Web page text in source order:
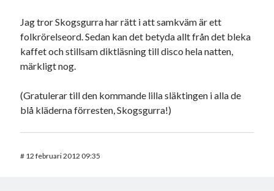
Jag tror Skogsgurra har rätt i att samkväm är ett
folkrörelseord. Sedan kan det betyda allt från det bleka
kaffet och stillsam diktläsning till disco hela natten,
märkligt nog.
(Gratulerar till den kommande lilla släktingen i alla de
blå kläderna förresten, Skogsgurra!)
# 12 februari 2012 09:35